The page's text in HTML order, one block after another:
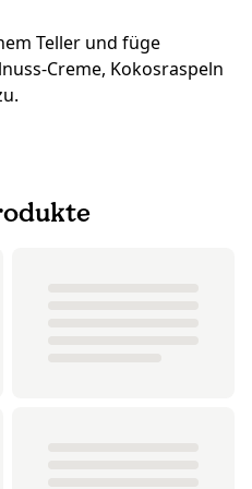
Teller und füge
Creme, Kokosraspeln